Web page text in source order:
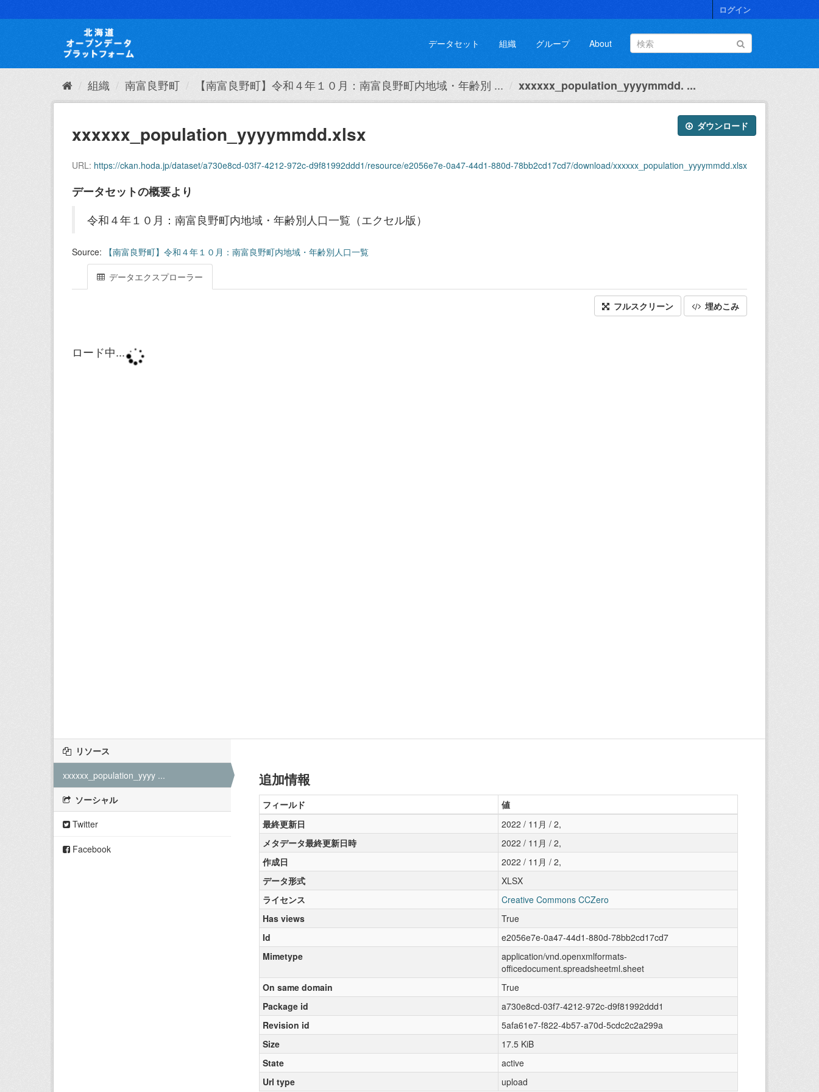
キ
て
ログイン
データセット 組織 グループ About
組織 南富良野町 【南富良野町】令和４年１０月：南富良野町内地域・年齢別 ... xxxxxx_population_yyyymmdd. ...
ダウンロード
xxxxxx_population_yyyymmdd.xlsx
URL: https://ckan.hoda.jp/dataset/a730e8cd-03f7-4212-972c-d9f81992ddd1/resource/e2056e7e-0a47-44d1-880d-78bb2cd17cd7/download/xxxxxx_population_yyyymmdd.xlsx
データセットの概要より
令和４年１０月：南富良野町内地域・年齢別人口一覧（エクセル版）
Source: 【南富良野町】令和４年１０月：南富良野町内地域・年齢別人口一覧
データエクスプローラー
フルスクリーン 埋めこみ
リソース
xxxxxx_population_yyyy ...
ソーシャル
Twitter
Facebook
追加情報
フィールド
値
最終更新日
2022 / 11月 / 2,
メタデータ最終更新日時
2022 / 11月 / 2,
作成日
2022 / 11月 / 2,
データ形式
XLSX
ライセンス
Creative Commons CCZero
Has views
True
Id
e2056e7e-0a47-44d1-880d-78bb2cd17cd7
Mimetype
application/vnd.openxmlformats-
officedocument.spreadsheetml.sheet
On same domain
True
Package id
a730e8cd-03f7-4212-972c-d9f81992ddd1
Revision id
5afa61e7-f822-4b57-a70d-5cdc2c2a299a
Size
17.5 KiB
State
active
Url type
upload